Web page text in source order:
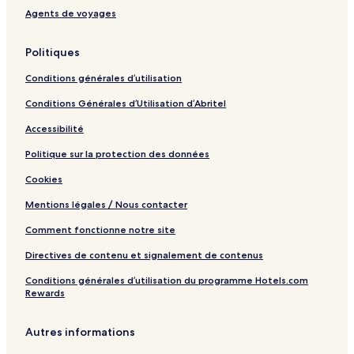
a
m
n
t
t
o
l
Agents de voyages
Politiques
Conditions générales d’utilisation
Conditions Générales d’Utilisation d’Abritel
Accessibilité
Politique sur la protection des données
Cookies
Mentions légales / Nous contacter
Comment fonctionne notre site
Directives de contenu et signalement de contenus
Conditions générales d’utilisation du programme Hotels.com
Rewards
Autres informations